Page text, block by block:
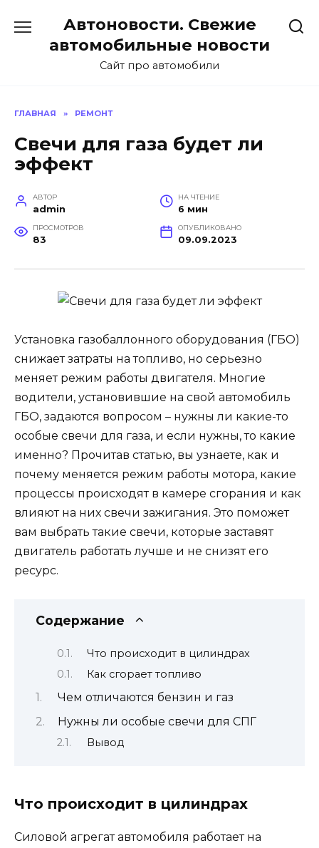
содержанию
Автоновости. Свежие
автомобильные новости
Сайт про автомобили
ГЛАВНАЯ » РЕМОНТ
Свечи для газа будет ли
эффект
АВТОР
admin
НА ЧТЕНИЕ
6 мин
ПРОСМОТРОВ
83
ОПУБЛИКОВАНО
09.09.2023
Установка газобаллонного оборудования (ГБО)
снижает затраты на топливо, но серьезно
меняет режим работы двигателя. Многие
водители, установившие на свой автомобиль
ГБО, задаются вопросом – нужны ли какие-то
особые свечи для газа, и если нужны, то какие
именно? Прочитав статью, вы узнаете, как и
почему меняется режим работы мотора, какие
процессы происходят в камере сгорания и как
влияют на них свечи зажигания. Это поможет
вам выбрать такие свечи, которые заставят
двигатель работать лучше и не снизят его
ресурс.
Содержание
Что происходит в цилиндрах
Как сгорает топливо
Чем отличаются бензин и газ
Нужны ли особые свечи для СПГ
Вывод
Что происходит в цилиндрах
Силовой агрегат автомобиля работает на